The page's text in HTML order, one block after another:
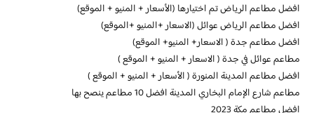
افضل مطاعم الرياض تم اختيارها (الأسعار + المنيو + الموقع)
افضل مطاعم الرياض عوائل (الاسعار +المنيو +الموقع)
افضل مطاعم جدة ( الاسعار+ المنيو+ الموقع)
مطاعم عوائل في جدة ( الاسعار + المنيو + الموقع )
افضل مطاعم المدينة المنورة ( الأسعار + المنيو + الموقع )
مطاعم شارع الإمام البخاري المدينة افضل 10 مطاعم ينصح بها